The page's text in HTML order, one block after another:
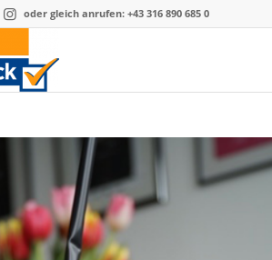
oder gleich anrufen: +43 316 890 685 0